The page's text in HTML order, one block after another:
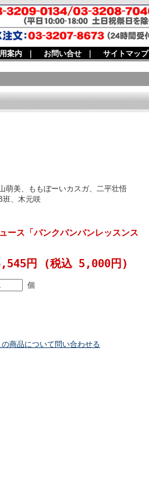
案内 お問い合せ
サイトマップ
萌美、ももぼーいカスガ、二平壮悟
班、木元咲
ース「バンクバンバンレッスンス
円 (税込 5,000円)
個
の商品について問い合わせる